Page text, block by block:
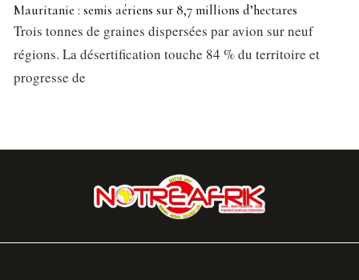
Mauritanie : semis aériens sur 8,7 millions d’hectares
Trois tonnes de graines dispersées par avion sur neuf
régions. La désertification touche 84 % du territoire et
progresse de